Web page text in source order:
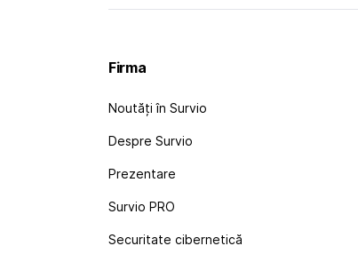
Firma
Noutăți în Survio
Despre Survio
Prezentare
Survio PRO
Securitate cibernetică